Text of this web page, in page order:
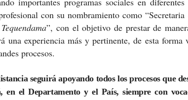
con su nombramiento como
”, con el objetivo de prestar de
una experiencia más y pertinente, de esta
procesos.
seguirá apoyando todos los procesos que
en el Departamento y el País, siempre con